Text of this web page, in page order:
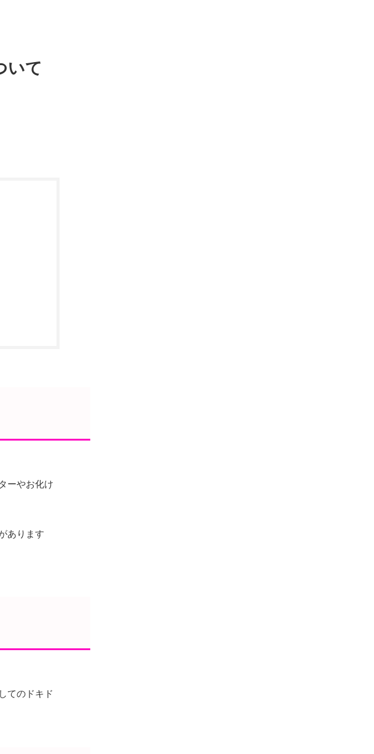
いて
ーやお化け
あります
てのドキド